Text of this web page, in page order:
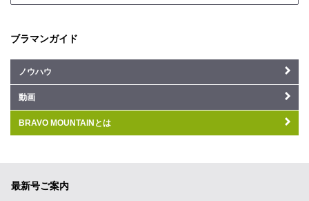
ブラマンガイド
ノウハウ
動画
BRAVO MOUNTAINとは
最新号ご案内